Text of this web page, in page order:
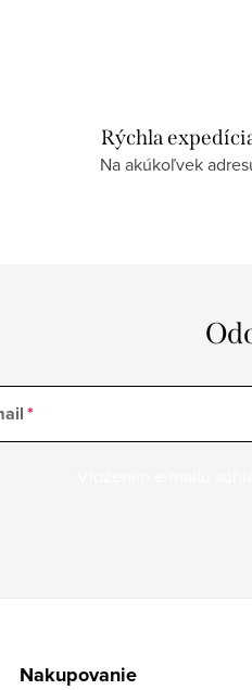
Rýchla
Na akúkoľvek
Nakupovanie